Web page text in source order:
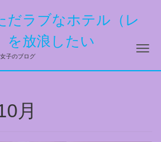
だラブなホテル（レ
を放浪したい
子のブログ ナ
月